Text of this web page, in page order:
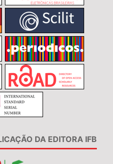
DA EDITORA IFB